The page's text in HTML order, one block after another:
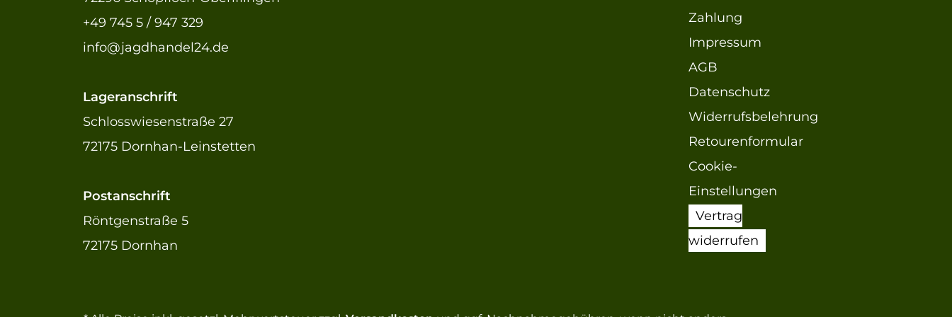
+49 745 5 / 947 329
info@jagdhandel24.de
Lageranschrift
Schlosswiesenstraße 27
72175 Dornhan-Leinstetten
Postanschrift
Röntgenstraße 5
72175 Dornhan
Zahlung
Impressum
AGB
Datenschutz
Widerrufsbelehrung
Retourenformular
Cookie-
Einstellungen
Vertrag
widerrufen